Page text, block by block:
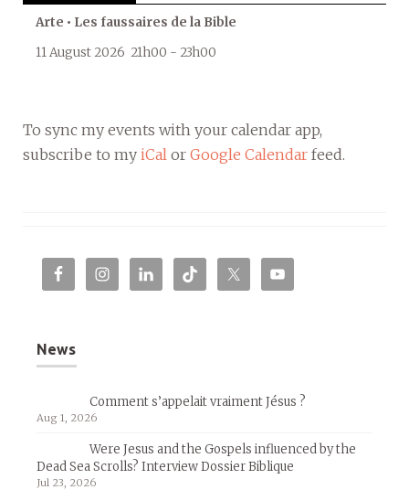
Arte • Les faussaires de la Bible
11 August 2026 21h00 - 23h00
To sync my events with your calendar app,
subscribe to my iCal or Google Calendar feed.
News
Comment s’appelait vraiment Jésus ?
Aug 1, 2026
Were Jesus and the Gospels influenced by the
Dead Sea Scrolls? Interview Dossier Biblique
Jul 23, 2026